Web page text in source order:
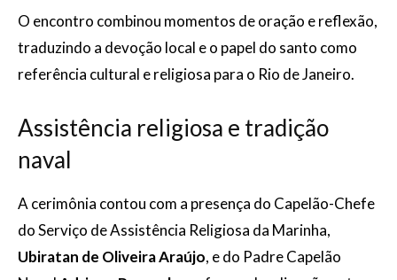
O encontro combinou momentos de oração e reflexão,
traduzindo a devoção local e o papel do santo como
referência cultural e religiosa para o Rio de Janeiro.
Assistência religiosa e tradição
naval
A cerimônia contou com a presença do Capelão-Chefe
do Serviço de Assistência Religiosa da Marinha,
Ubiratan de Oliveira Araújo, e do Padre Capelão